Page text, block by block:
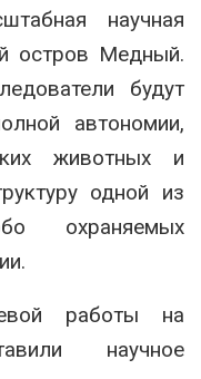
научная
остров Медный.
будут
автономии,
животных и
одной из
охраняемых
работы на
научное